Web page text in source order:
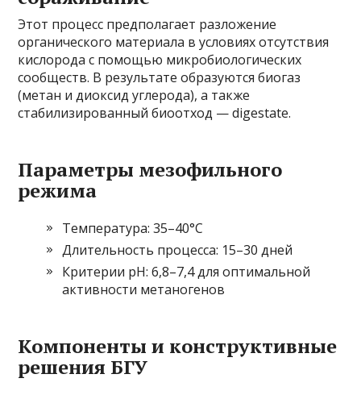
Этот процесс предполагает разложение
органического материала в условиях отсутствия
кислорода с помощью микробиологических
сообществ. В результате образуются биогаз
(метан и диоксид углерода), а также
стабилизированный биоотход — digestate.
Параметры мезофильного
режима
Температура: 35–40°C
Длительность процесса: 15–30 дней
Критерии pH: 6,8–7,4 для оптимальной
активности метаногенов
Компоненты и конструктивные
решения БГУ